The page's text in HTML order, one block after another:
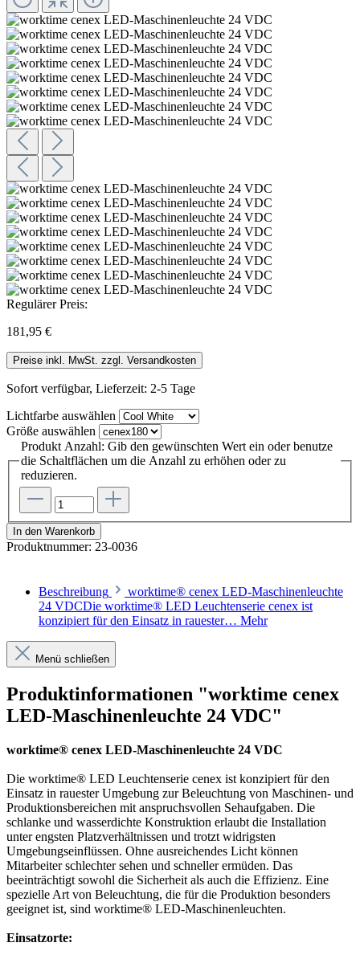
Regulärer Preis:
181,95 €
Preise inkl. MwSt. zzgl. Versandkosten
Sofort verfügbar, Lieferzeit: 2-5 Tage
Lichtfarbe auswählen
Größe auswählen
Produkt Anzahl: Gib den gewünschten Wert ein oder benutze
die Schaltflächen um die Anzahl zu erhöhen oder zu
reduzieren.
In den Warenkorb
Produktnummer: 23-0036
Beschreibung
worktime® cenex LED-Maschinenleuchte
24 VDCDie worktime® LED Leuchtenserie cenex ist
konzipiert für den Einsatz in rauester… Mehr
Menü schließen
Produktinformationen "worktime cenex
LED-Maschinenleuchte 24 VDC"
worktime® cenex LED-Maschinenleuchte 24 VDC
Die worktime® LED Leuchtenserie cenex ist konzipiert für den
Einsatz in rauester Umgebung zur Beleuchtung von Maschinen- und
Produktionsbereichen mit anspruchsvollen Sehaufgaben. Die
schlanke und wasserdichte Konstruktion erlaubt die Installation
unter engsten Platzverhältnissen und trotzt widrigsten
Umgebungseinflüssen. Ohne ausreichendes Licht können
Mitarbeiter schlechter sehen und schneller ermüden. Das
beeinträchtigt sowohl die Sicherheit als auch die Effizienz. Eine
spezielle Art von Beleuchtung, die für die Produktion besonders
geeignet ist, sind worktime® LED-Maschinenleuchten.
Einsatzorte: